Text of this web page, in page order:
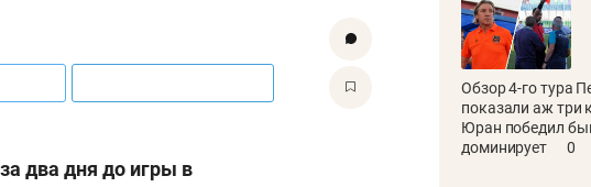
два дня до игры в
Обзор 4-го тура
показали аж три
Юран победил
доминирует
0